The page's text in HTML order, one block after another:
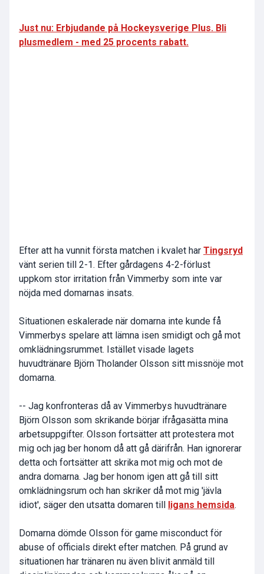
Just nu: Erbjudande på Hockeysverige Plus. Bli
plusmedlem - med 25 procents rabatt.
Efter att ha vunnit första matchen i kvalet har Tingsryd
vänt serien till 2-1. Efter gårdagens 4-2-förlust
uppkom stor irritation från Vimmerby som inte var
nöjda med domarnas insats.
Situationen eskalerade när domarna inte kunde få
Vimmerbys spelare att lämna isen smidigt och gå mot
omklädningsrummet. Istället visade lagets
huvudtränare Björn Tholander Olsson sitt missnöje mot
domarna.
-- Jag konfronteras då av Vimmerbys huvudtränare
Björn Olsson som skrikande börjar ifrågasätta mina
arbetsuppgifter. Olsson fortsätter att protestera mot
mig och jag ber honom då att gå därifrån. Han ignorerar
detta och fortsätter att skrika mot mig och mot de
andra domarna. Jag ber honom igen att gå till sitt
omklädningsrum och han skriker då mot mig 'jävla
idiot', säger den utsatta domaren till
ligans hemsida.
Domarna dömde Olsson för game misconduct för
abuse of officials direkt efter matchen. På grund av
situationen har tränaren nu även blivit anmäld till